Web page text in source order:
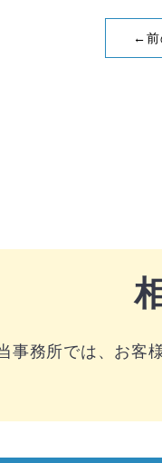
←前
事務所では、お客